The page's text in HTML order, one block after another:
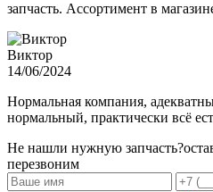
запчасть. Ассортимент в
Виктор
14/06/2024
Нормальная компания,
нормальный, практически всё
Не нашли нужную запчасть?
перезвоним